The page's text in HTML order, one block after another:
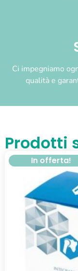
Ci impegniamo
qualità e
Prodotti
In offerta!